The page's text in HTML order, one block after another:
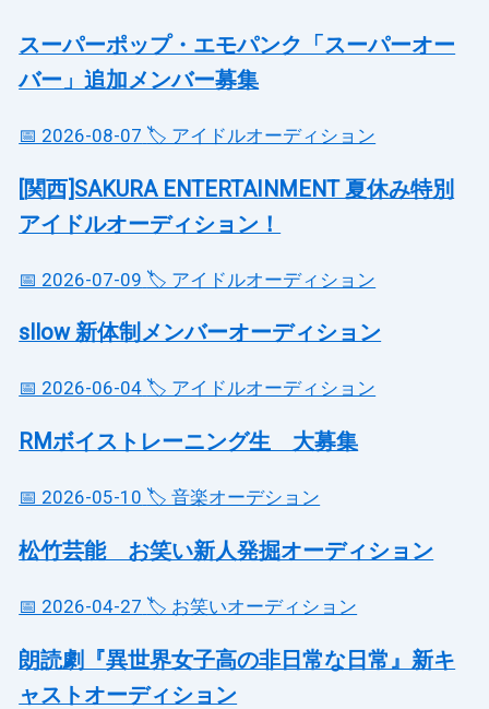
スーパーポップ・エモパンク「スーパーオー
バー」追加メンバー募集
📅 2026-08-07 🏷️ アイドルオーディション
[関西]SAKURA ENTERTAINMENT 夏休み特別
アイドルオーディション！
📅 2026-07-09 🏷️ アイドルオーディション
sllow 新体制メンバーオーディション
📅 2026-06-04 🏷️ アイドルオーディション
RMボイストレーニング生 大募集
📅 2026-05-10 🏷️ 音楽オーデション
松竹芸能 お笑い新人発掘オーディション
📅 2026-04-27 🏷️ お笑いオーディション
朗読劇『異世界女子高の非日常な日常』新キ
ャストオーディション